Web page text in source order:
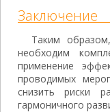
Заключение
Таким
необходим
применение
проводимых
снизить риски
гармоничного